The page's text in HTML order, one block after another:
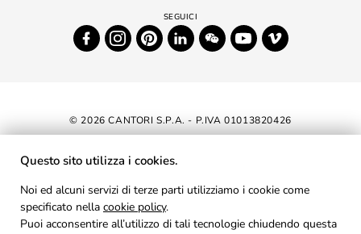
© 2026 CANTORI S.P.A. - P.IVA 01013820426
DICHIARAZIONE DI ACCESSIBILITÀ
AREA RISERVATA
Questo sito utilizza i cookies.
Noi ed alcuni servizi di terze parti utilizziamo i cookie come
specificato nella cookie policy.
Puoi acconsentire all’utilizzo di tali tecnologie chiudendo questa